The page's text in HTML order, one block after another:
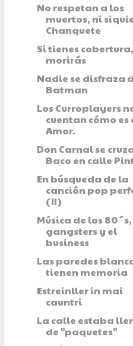
No respetan a los
muertos, ni
Chanquete
Si tienes cobertura,
morirás
Nadie se disfraza
Batman
Los Curroplayers
cuentan cómo es
Amor.
Don Carnal se
Baco en calle
En búsqueda de la
canción pop
(II)
Música de los 80´s,
gangsters y el
business
Las paredes
tienen memoria
Estreinller in mai
cauntri
La calle estaba
de "paquetes"